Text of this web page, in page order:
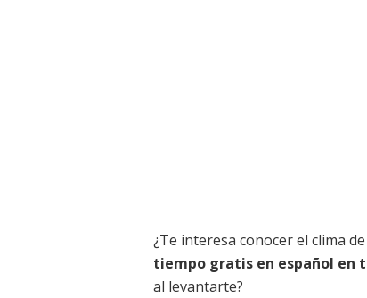
¿Te interesa conocer el clima
tiempo gratis en español en
al levantarte?